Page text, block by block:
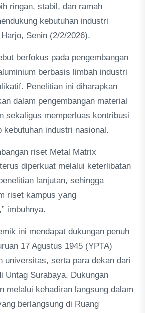
ringan, stabil, dan ramah
kebutuhan industri
Senin (2/2/2026).
berfokus pada pengembangan
berbasis limbah industri
Penelitian ini diharapkan
dalam pengembangan material
sekaligus memperluas kontribusi
kebutuhan industri nasional.
riset Metal Matrix
diperkuat melalui keterlibatan
lanjutan, sehingga
riset kampus yang
imbuhnya.
ini mendapat dukungan penuh
17 Agustus 1945 (YPTA)
universitas, serta para dekan dari
Untag Surabaya. Dukungan
melalui kehadiran langsung dalam
berlangsung di Ruang